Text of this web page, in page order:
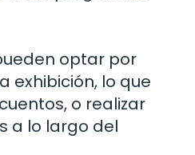
optar por
exhibición, lo que
o realizar
a lo largo del